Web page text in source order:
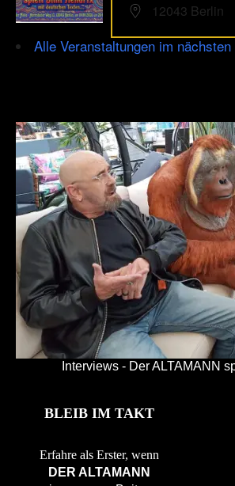
12043 Berlin
Alle Veranstaltungen im
Interviews - Der ALTAMANN
BLEIB IM TAKT
Erfahre als Erster, wenn
DER ALTAMANN